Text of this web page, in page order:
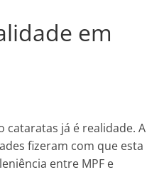
em
cataratas já é realidade. A
fizeram com que esta
entre MPF e